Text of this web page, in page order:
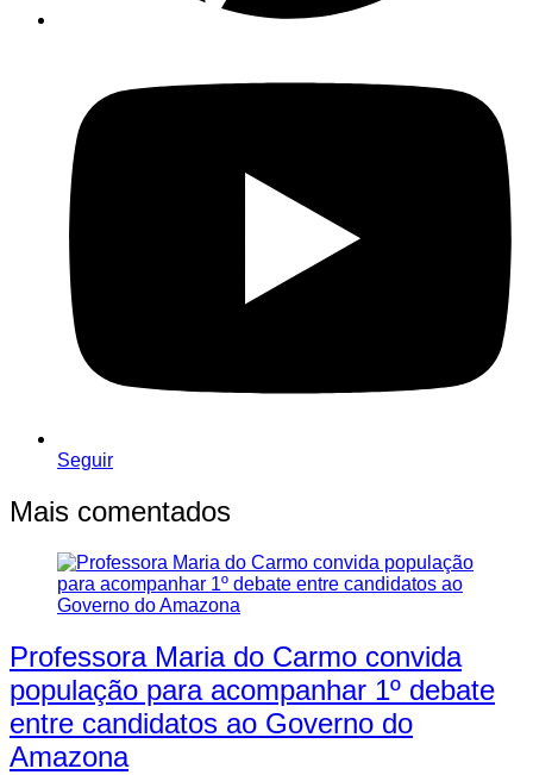
Seguir
Mais comentados
Professora Maria do Carmo convida
população para acompanhar 1º debate
entre candidatos ao Governo do
Amazona